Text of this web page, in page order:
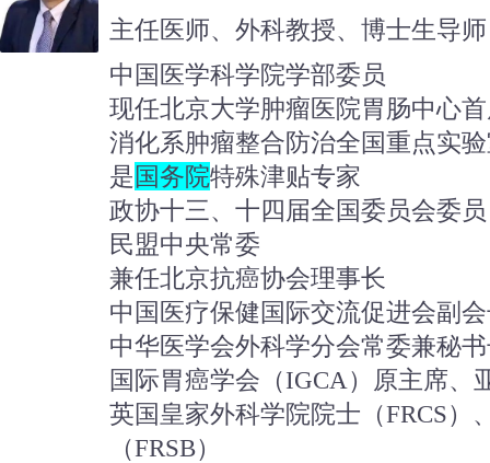
主任医师、外科教授、博士生导师
中国医学科学院学部委员
现任北京大学肿瘤医院胃肠中心
消化系肿瘤整合防治全国重点实
是国务院特殊津贴专家
政协十三、十四届全国委员会委员
民盟中央常委
兼任北京抗癌协会理事长
中国医疗保健国际交流促进会副
中华医学会外科学分会常委兼秘
国际胃癌学会（IGCA）原主席、
英国皇家外科学院院士（FRCS）
（FRSB）